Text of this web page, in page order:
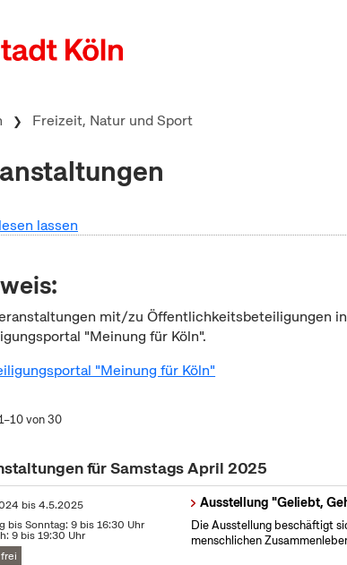
Freizeit, Natur und Sport
lassen
mit/zu Öffentlichkeitsbeteiligungen
"Meinung für Köln".
"Meinung für Köln"
von 30
für Samstags April 2025
bis4.5.2025
bis Sonntag: 9 bis 16:30 Uhr
9 bis 19:30 Uhr
Ausstellung "Geliebt,
Die Ausstellung beschäftigt
menschlichen